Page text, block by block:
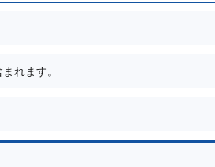
れます。